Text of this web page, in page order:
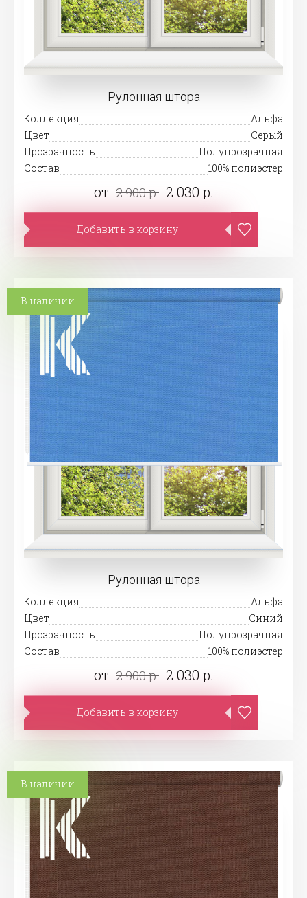
Рулонная штора
Коллекция
Альфа
Цвет
Серый
Прозрачность
Полупрозрачная
Состав
100% полиэстер
от 2 900 р. 2 030 р.
Добавить в корзину
Рулонная штора
Коллекция
Альфа
Цвет
Синий
Прозрачность
Полупрозрачная
Состав
100% полиэстер
от 2 900 р. 2 030 р.
В наличии
Добавить в корзину
В наличии